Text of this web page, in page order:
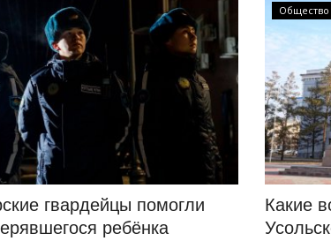
гвардейцы помогли
ребёнка
Общество
Какие